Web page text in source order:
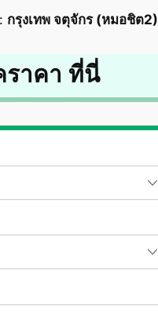
: กรุงเทพ จตุจักร (หมอชิต2)
ราคา ที่นี่